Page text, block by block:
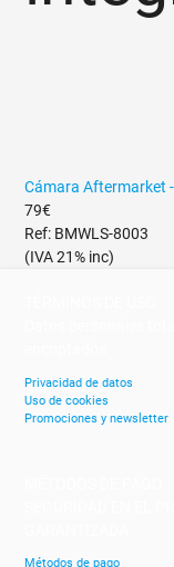
Cámara Aftermarket
79€
Ref: BMWLS-8003
(IVA 21% inc)
Privacidad de datos
Uso de cookies
Promociones y newsletter
Métodos de pago